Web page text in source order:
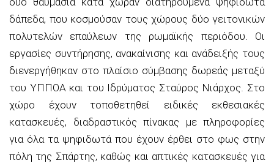
δάπεδα, που κοσμούσαν τους χώρους δύο γειτονικών
πολυτελών επαύλεων της ρωμαϊκής περιόδου. Οι
εργασίες συντήρησης, ανακαίνισης και ανάδειξής τους
διενεργήθηκαν στο πλαίσιο σύμβασης δωρεάς μεταξύ
του ΥΠΠΟΑ και του Ιδρύματος Σταύρος Νιάρχος. Στο
χώρο έχουν τοποθετηθεί ειδικές εκθεσιακές
κατασκευές, διαδραστικός πίνακας με πληροφορίες
για όλα τα ψηφιδωτά που έχουν έρθει στο φως στην
πόλη της Σπάρτης, καθώς και απτικές κατασκευές για